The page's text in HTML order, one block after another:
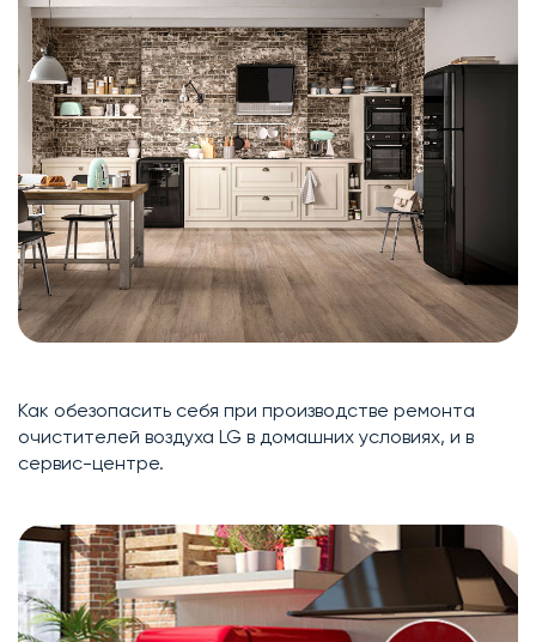
Как обезопасить себя при производстве ремонта
очистителей воздуха LG в домашних условиях, и в
сервис-центре.